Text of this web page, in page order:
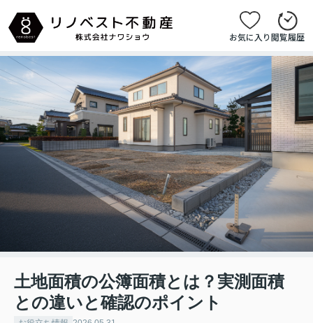
お気に入り閲覧履歴
土地面積の公簿面積とは？実測面積
との違いと確認のポイント